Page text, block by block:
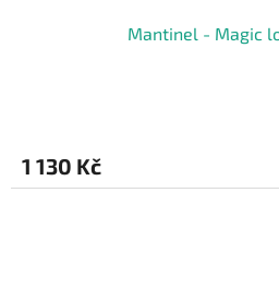
Mantinel - Magic
1 130 Kč